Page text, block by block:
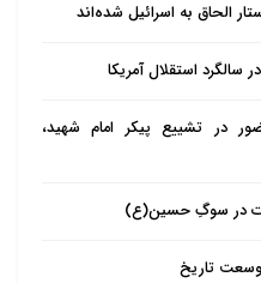
الحاق به اسرائیل شده‌اند
سالگرد استقلال آمریکا
در تشییع پیکر امام شهید،
در سوگِ حسین(ع)
تاریخ